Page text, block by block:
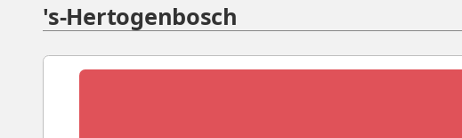
's-Hertogenbosch